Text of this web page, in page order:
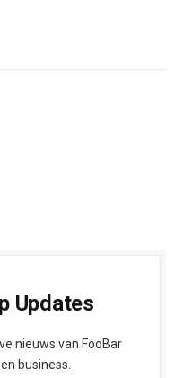
Updates
nieuws van FooBar
business.